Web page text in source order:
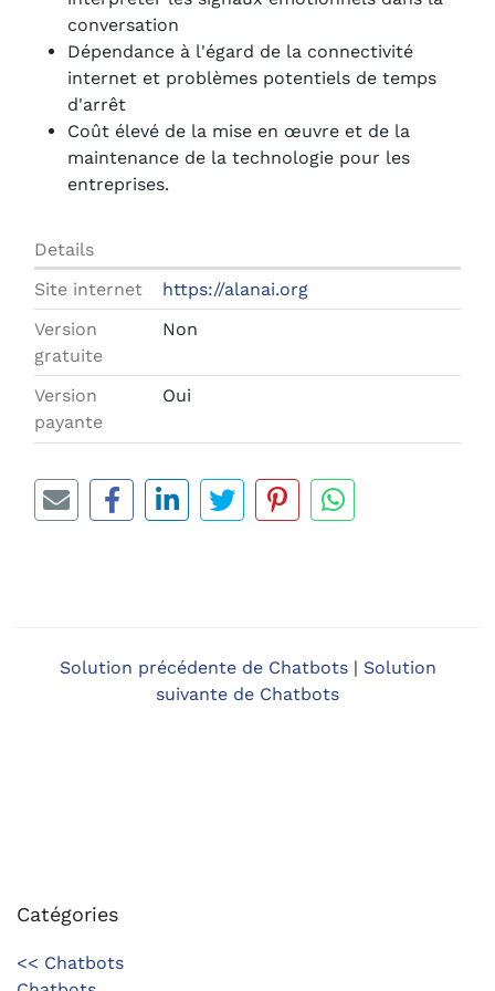
conversation
Dépendance à l'égard de la connectivité
internet et problèmes potentiels de temps
d'arrêt
Coût élevé de la mise en œuvre et de la
maintenance de la technologie pour les
entreprises.
Details
Site internet
https://alanai.org
Version
gratuite
Non
Version
payante
Oui
Solution précédente de Chatbots | Solution
suivante de Chatbots
Catégories
<< Chatbots